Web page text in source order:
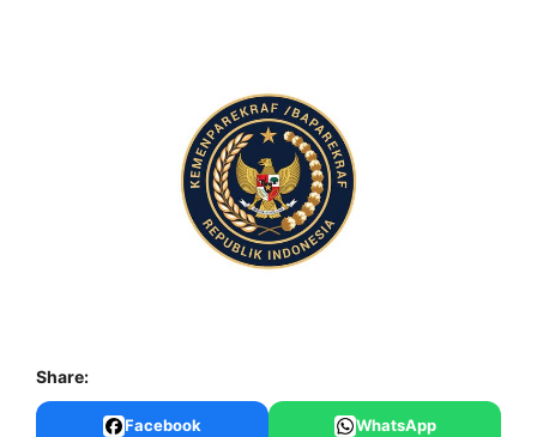
Share:
Facebook WhatsApp